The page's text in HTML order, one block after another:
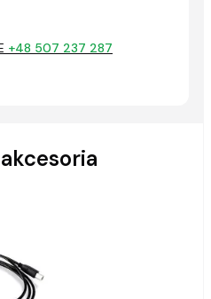
+48 507 237 287